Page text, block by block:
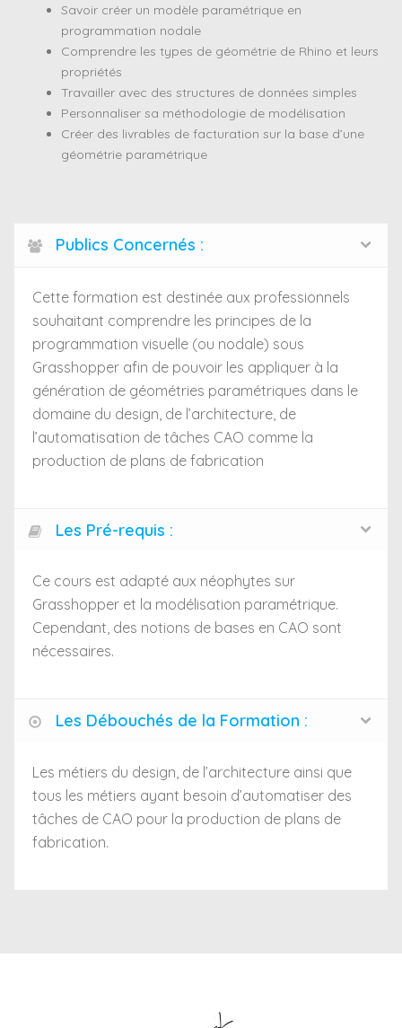
Savoir créer un modèle paramétrique en
programmation nodale
Comprendre les types de géométrie de Rhino et leurs
propriétés
Travailler avec des structures de données simples
Personnaliser sa méthodologie de modélisation
Créer des livrables de facturation sur la base d’une
géométrie paramétrique
Publics Concernés :
Cette formation est destinée aux professionnels
souhaitant comprendre les principes de la
programmation visuelle (ou nodale) sous
Grasshopper afin de pouvoir les appliquer à la
génération de géométries paramétriques dans le
domaine du design, de l’architecture, de
l’automatisation de tâches CAO comme la
production de plans de fabrication
Les Pré-requis :
Ce cours est adapté aux néophytes sur
Grasshopper et la modélisation paramétrique.
Cependant, des notions de bases en CAO sont
nécessaires.
Les Débouchés de la Formation :
Les métiers du design, de l’architecture ainsi que
tous les métiers ayant besoin d’automatiser des
tâches de CAO pour la production de plans de
fabrication.